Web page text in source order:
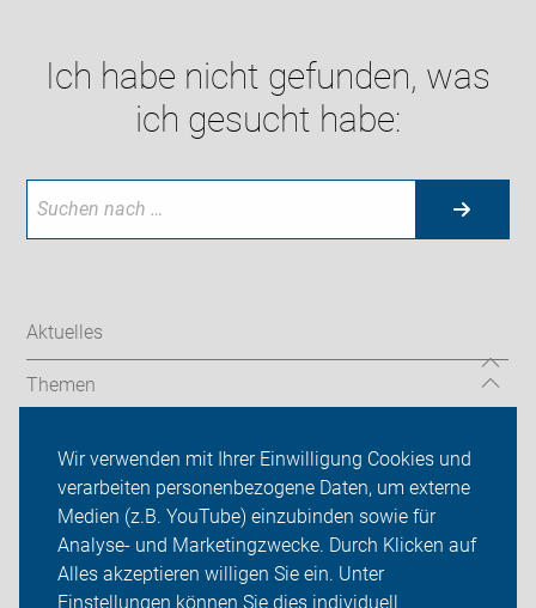
Wir verwenden mit Ihrer Einwilligung Cookies und
verarbeiten personenbezogene Daten, um externe
Medien (z.B. YouTube) einzubinden sowie für
Analyse- und Marketingzwecke. Durch Klicken auf
Alles akzeptieren willigen Sie ein. Unter
Einstellungen können Sie dies individuell
Ich habe nicht gefunden, was
ich gesucht habe:
Aktuelles
Themen
Über uns
Sei dabei
Presse